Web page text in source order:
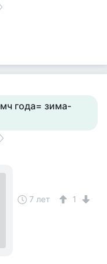
года= зима-
7 лет 1